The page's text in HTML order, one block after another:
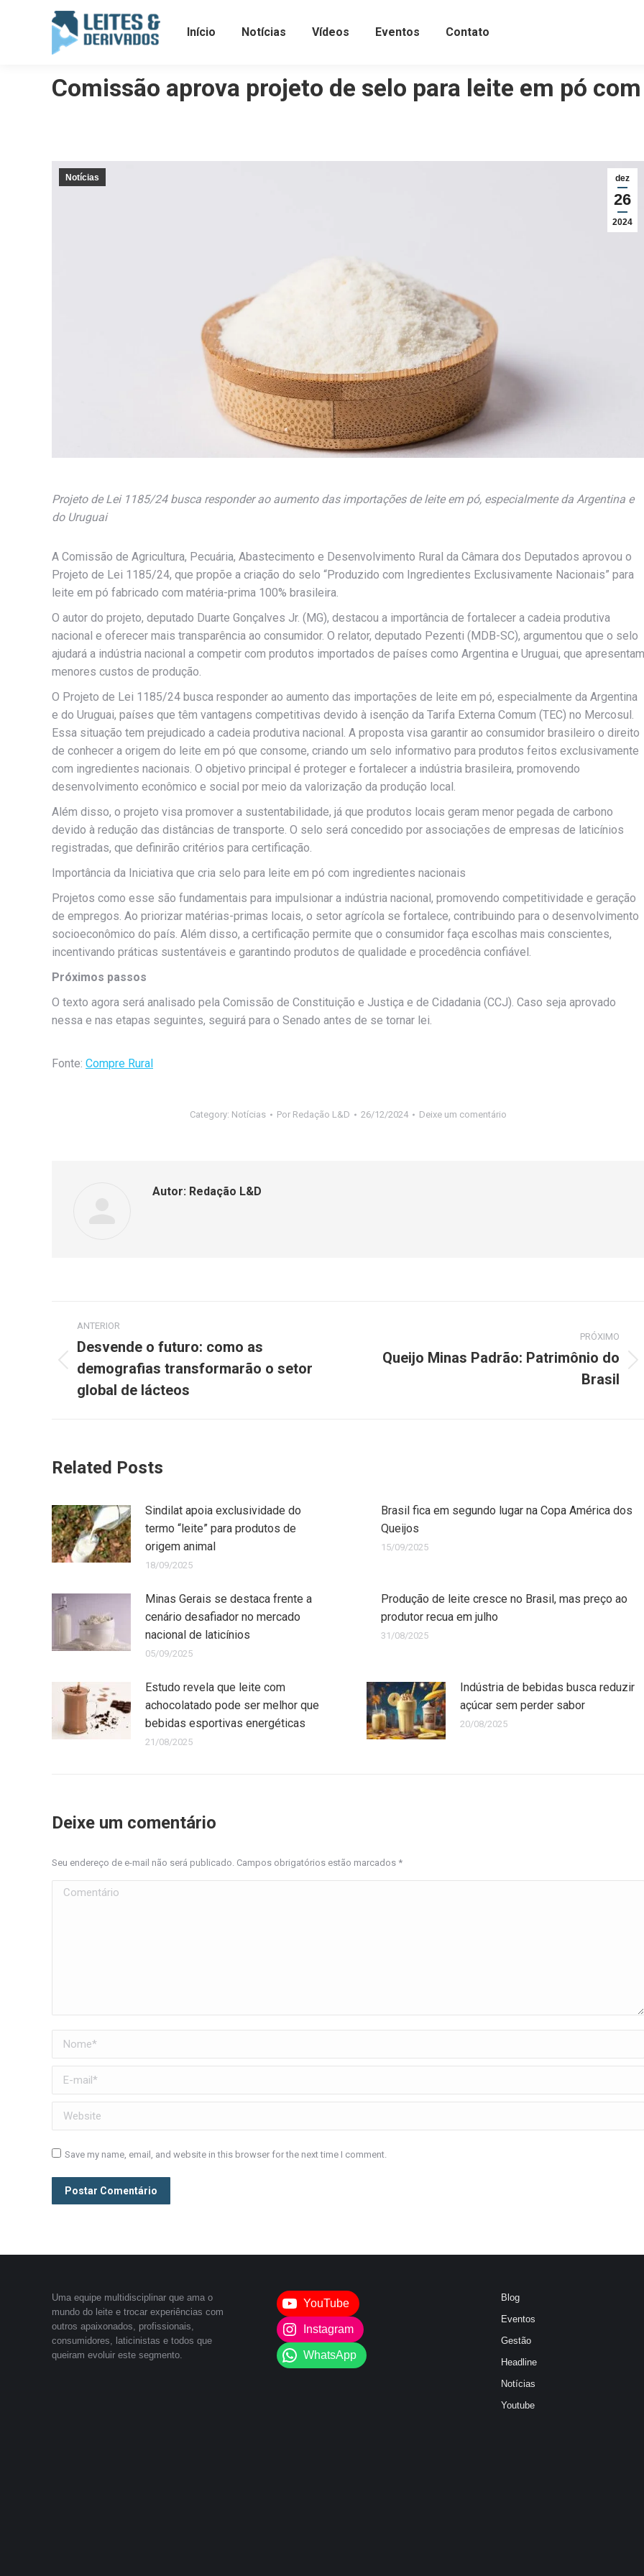
Início Notícias Vídeos Eventos Contato
Comissão aprova projeto de selo para leite em pó
dez
26
2024
Notícias
Projeto de Lei 1185/24 busca responder ao aumento das importações de leite em pó, especialmente da Argentina e
do Uruguai
A Comissão de Agricultura, Pecuária, Abastecimento e Desenvolvimento Rural da Câmara dos Deputados aprovou o
Projeto de Lei 1185/24, que propõe a criação do selo “Produzido com Ingredientes Exclusivamente Nacionais” para
leite em pó fabricado com matéria-prima 100% brasileira.
O autor do projeto, deputado Duarte Gonçalves Jr. (MG), destacou a importância de fortalecer a cadeia produtiva
nacional e oferecer mais transparência ao consumidor. O relator, deputado Pezenti (MDB-SC), argumentou que o selo
ajudará a indústria nacional a competir com produtos importados de países como Argentina e Uruguai, que apresentam
menores custos de produção.
O Projeto de Lei 1185/24 busca responder ao aumento das importações de leite em pó, especialmente da Argentina
e do Uruguai, países que têm vantagens competitivas devido à isenção da Tarifa Externa Comum (TEC) no Mercosul.
Essa situação tem prejudicado a cadeia produtiva nacional. A proposta visa garantir ao consumidor brasileiro o direito
de conhecer a origem do leite em pó que consome, criando um selo informativo para produtos feitos exclusivamente
com ingredientes nacionais. O objetivo principal é proteger e fortalecer a indústria brasileira, promovendo
desenvolvimento econômico e social por meio da valorização da produção local.
Além disso, o projeto visa promover a sustentabilidade, já que produtos locais geram menor pegada de carbono
devido à redução das distâncias de transporte. O selo será concedido por associações de empresas de laticínios
registradas, que definirão critérios para certificação.
Importância da Iniciativa que cria selo para leite em pó com ingredientes nacionais
Projetos como esse são fundamentais para impulsionar a indústria nacional, promovendo competitividade e geração
de empregos. Ao priorizar matérias-primas locais, o setor agrícola se fortalece, contribuindo para o desenvolvimento
socioeconômico do país. Além disso, a certificação permite que o consumidor faça escolhas mais conscientes,
incentivando práticas sustentáveis e garantindo produtos de qualidade e procedência confiável.
Próximos passos
O texto agora será analisado pela Comissão de Constituição e Justiça e de Cidadania (CCJ). Caso seja aprovado
nessa e nas etapas seguintes, seguirá para o Senado antes de se tornar lei.
Fonte: Compre Rural
Category: Notícias Por Redação L&D 26/12/2024 Deixe um comentário
Autor: Redação L&D
ANTERIOR
Desvende o futuro: como as
demografias transformarão o setor
global de lácteos
PRÓXIMO
Queijo Minas Padrão: Patrimônio do
Brasil
Related Posts
Sindilat apoia exclusividade do
termo “leite” para produtos de
origem animal
18/09/2025
Brasil fica em segundo lugar na Copa América dos
Queijos
15/09/2025
Minas Gerais se destaca frente a
cenário desafiador no mercado
nacional de laticínios
05/09/2025
Produção de leite cresce no Brasil, mas preço ao
produtor recua em julho
31/08/2025
Estudo revela que leite com
achocolatado pode ser melhor que
bebidas esportivas energéticas
21/08/2025
Indústria de bebidas busca reduzir
açúcar sem perder sabor
20/08/2025
Deixe um comentário
Seu endereço de e-mail não será publicado. Campos obrigatórios estão marcados *
Comentário
Nome *
E-mail *
Website
Save my name, email, and website in this browser for the next time I comment.
Postar Comentário
Uma equipe multidisciplinar que ama o
mundo do leite e trocar experiências com
outros apaixonados, profissionais,
consumidores, laticinistas e todos que
queiram evoluir este segmento.
YouTube
Instagram
WhatsApp
Blog
Eventos
Gestão
Headline
Notícias
Youtube